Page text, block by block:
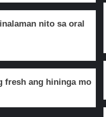
nito sa oral
fresh ang hininga mo